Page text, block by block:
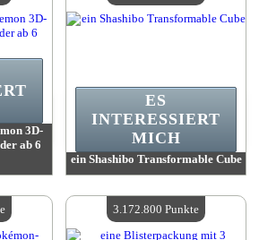
3D-
ab 6
4
ein Shashibo Transformable Cube
Verfügbare Menge:4
ES
INTERESSIERT
MICH
3.172.800 Punkte